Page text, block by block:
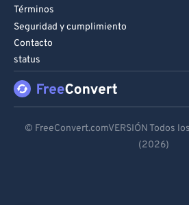
Términos
Seguridad y cumplimiento
Contacto
status
Español
© FreeConvert.comVERSIÓN Todos
(2026)